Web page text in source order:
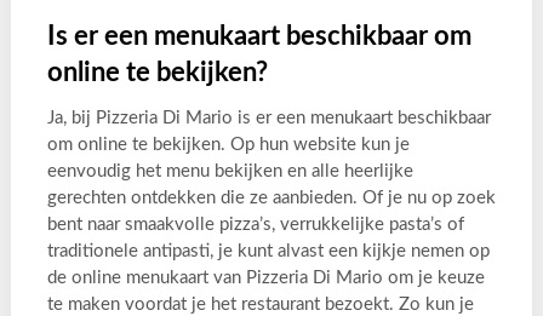
Is er een menukaart beschikbaar om
online te bekijken?
Ja, bij Pizzeria Di Mario is er een menukaart beschikbaar
om online te bekijken. Op hun website kun je
eenvoudig het menu bekijken en alle heerlijke
gerechten ontdekken die ze aanbieden. Of je nu op zoek
bent naar smaakvolle pizza’s, verrukkelijke pasta’s of
traditionele antipasti, je kunt alvast een kijkje nemen op
de online menukaart van Pizzeria Di Mario om je keuze
te maken voordat je het restaurant bezoekt. Zo kun je